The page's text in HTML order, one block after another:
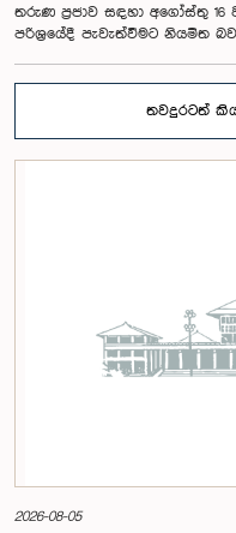
තරුණ ප්‍රජාව සඳහා අගෝස්තු
පරිශ්‍රයේදී පැවැත්වීමට නියමිත
සහභාගීත්වයෙන් විවෘත
අරමුණින් මෙම වැඩමුළු මාලාව
මන්ත්‍රීවරු මෙන්ම ගම්පහ දිස්ත්‍රික්
සංසදයේ සාමාජික මන්ත්‍රීවරු සහ
සපයන සංවර්ධන සහකරු වන CII
ආයතනයේ නියෝජිතයෝ එක්ව
අපේක්ෂා කරන ගම්පහ
https://forms.gle/
සම්පූර්ණ කොට ලියාපදිංචි විය
තවදුරටත්
2026-08-05